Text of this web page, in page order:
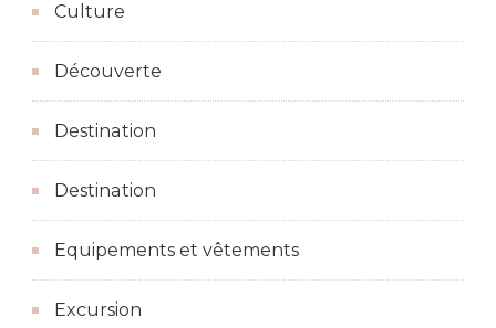
Culture
Découverte
Destination
Destination
Equipements et vêtements
Excursion